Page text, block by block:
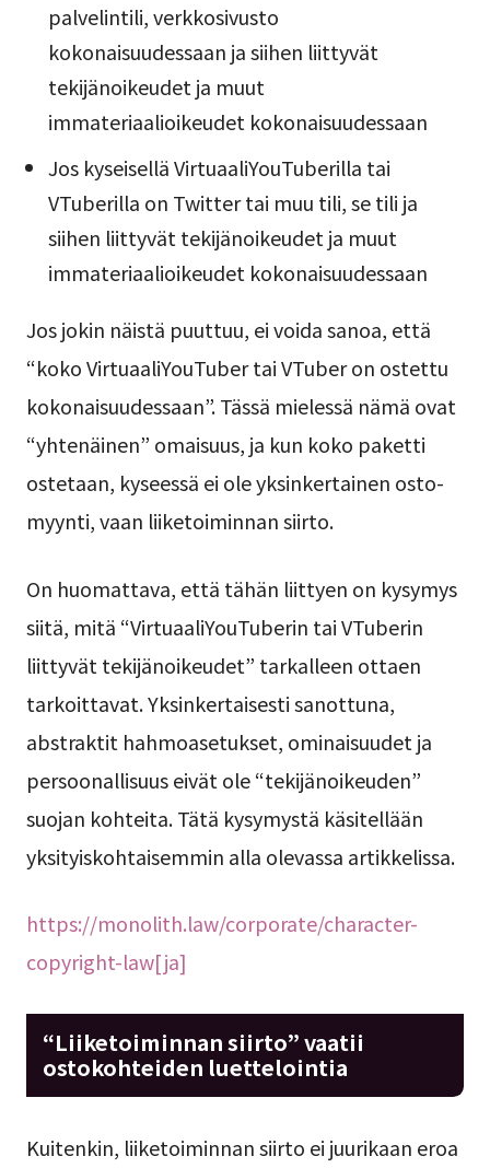
palvelintili, verkkosivusto
kokonaisuudessaan ja siihen liittyvät
tekijänoikeudet ja muut
immateriaalioikeudet kokonaisuudessaan
Jos kyseisellä VirtuaaliYouTuberilla tai
VTuberilla on Twitter tai muu tili, se tili ja
siihen liittyvät tekijänoikeudet ja muut
immateriaalioikeudet kokonaisuudessaan
Jos jokin näistä puuttuu, ei voida sanoa, että
“koko VirtuaaliYouTuber tai VTuber on ostettu
kokonaisuudessaan”. Tässä mielessä nämä ovat
“yhtenäinen” omaisuus, ja kun koko paketti
ostetaan, kyseessä ei ole yksinkertainen osto-
myynti, vaan liiketoiminnan siirto.
On huomattava, että tähän liittyen on kysymys
siitä, mitä “VirtuaaliYouTuberin tai VTuberin
liittyvät tekijänoikeudet” tarkalleen ottaen
tarkoittavat. Yksinkertaisesti sanottuna,
abstraktit hahmoasetukset, ominaisuudet ja
persoonallisuus eivät ole “tekijänoikeuden”
suojan kohteita. Tätä kysymystä käsitellään
yksityiskohtaisemmin alla olevassa artikkelissa.
https://monolith.law/corporate/character-
copyright-law[ja]
“Liiketoiminnan siirto” vaatii
ostokohteiden luettelointia
Kuitenkin, liiketoiminnan siirto ei juurikaan eroa